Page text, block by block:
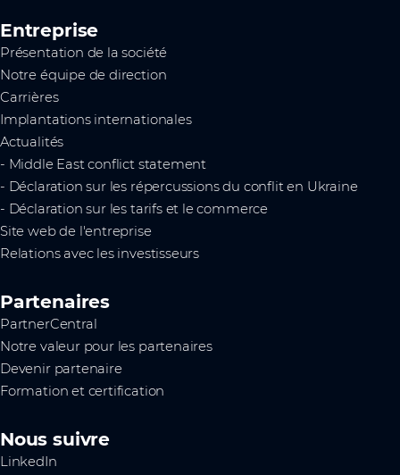
Entreprise
Présentation de la société
Notre équipe de direction
Carrières
Implantations internationales
Actualités
- Middle East conflict statement
- Déclaration sur les répercussions du conflit en Ukraine
- Déclaration sur les tarifs et le commerce
Site web de l'entreprise
Relations avec les investisseurs
Partenaires
PartnerCentral
Notre valeur pour les partenaires
Devenir partenaire
Formation et certification
Nous suivre
LinkedIn